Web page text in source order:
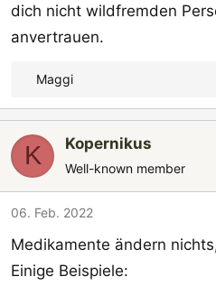
dich nicht wildfremden
anvertrauen.
e
o
e
n
Maggi
K Kopernikus
Well-known member
06. Feb. 2022
Medikamente ändern
Einige Beispiele: